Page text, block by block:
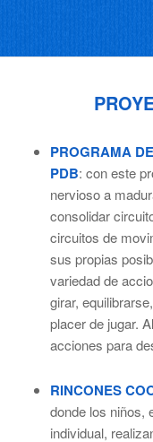
PROGRAMA
PDB: con este
nervioso a
consolidar
circuitos de
sus propias
variedad de
girar,
placer de jugar.
acciones para
RINCONES
donde los niños,
individual,